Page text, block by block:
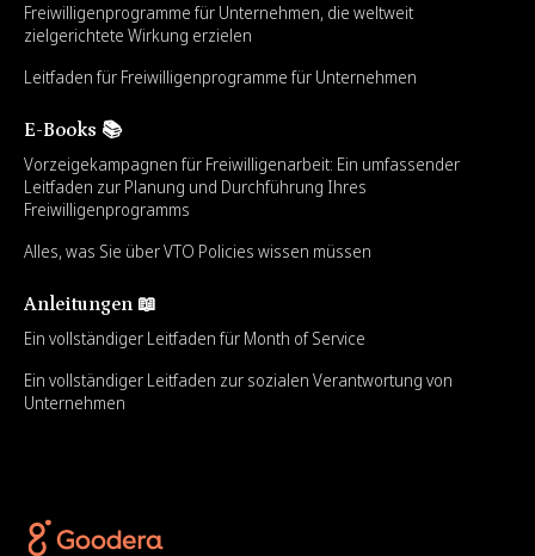
Freiwilligenprogramme für Unternehmen, die weltweit
zielgerichtete Wirkung erzielen
Leitfaden für Freiwilligenprogramme für Unternehmen
E-Books 📚
Vorzeigekampagnen für Freiwilligenarbeit: Ein umfassender
Leitfaden zur Planung und Durchführung Ihres
Freiwilligenprogramms
Alles, was Sie über VTO Policies wissen müssen
Anleitungen 📖
Ein vollständiger Leitfaden für Month of Service
Ein vollständiger Leitfaden zur sozialen Verantwortung von
Unternehmen